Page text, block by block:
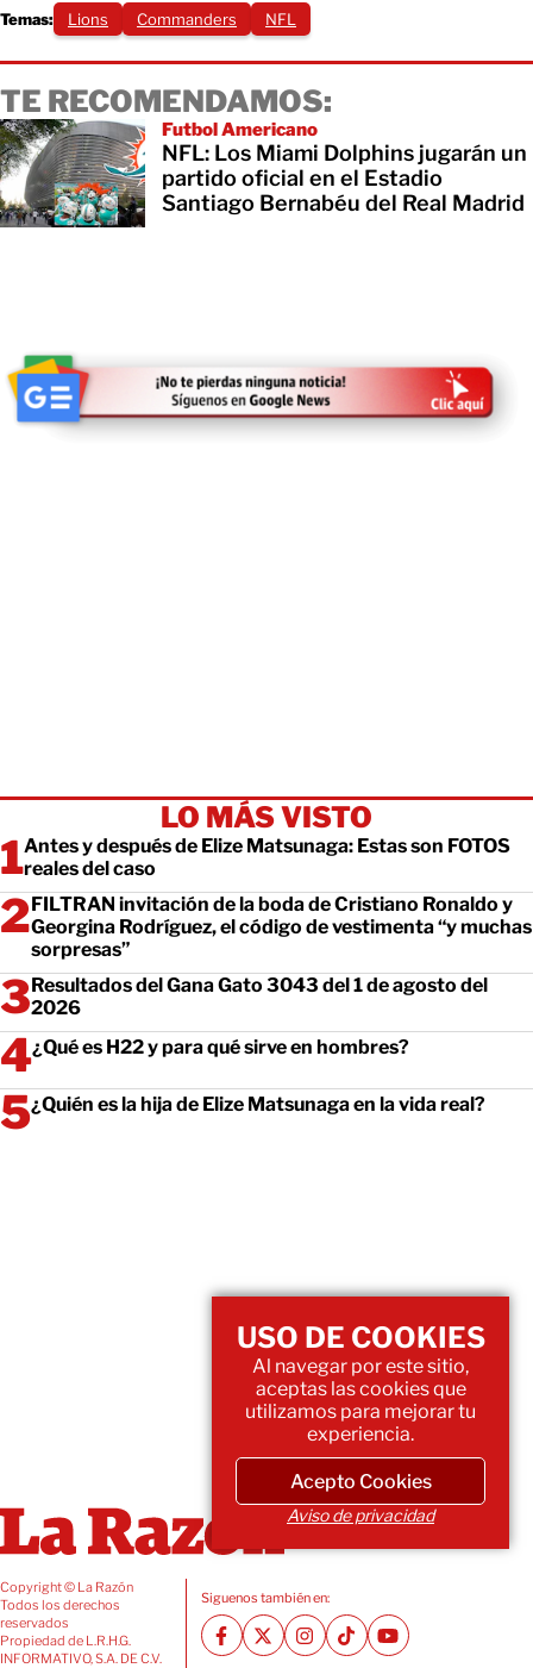
Temas: Lions Commanders NFL
TE RECOMENDAMOS:
Futbol Americano
NFL: Los Miami Dolphins jugarán un
partido oficial en el Estadio
Santiago Bernabéu del Real Madrid
LO MÁS VISTO
Antes y después de Elize Matsunaga: Estas son FOTOS
reales del caso
FILTRAN invitación de la boda de Cristiano Ronaldo y
Georgina Rodríguez, el código de vestimenta “y muchas
sorpresas”
Resultados del Gana Gato 3043 del 1 de agosto del
2026
¿Qué es H22 y para qué sirve en hombres?
¿Quién es la hija de Elize Matsunaga en la vida real?
Copyright © La Razón
Todos los derechos
reservados
Propiedad de L.R.H.G.
INFORMATIVO, S.A. DE C.V.
Siguenos también en:
USO DE COOKIES
Al navegar por este sitio,
aceptas las cookies que
utilizamos para mejorar tu
experiencia.
Acepto Cookies
Aviso de privacidad